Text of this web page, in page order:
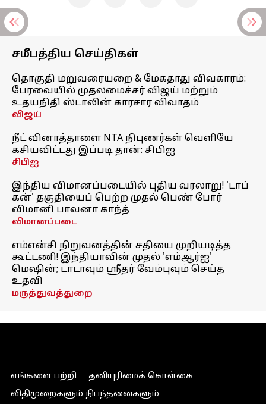
சமீபத்திய செய்திகள்
தொகுதி மறுவரையறை & மேகதாது விவகாரம்:
பேரவையில் முதலமைச்சர் விஜய் மற்றும்
உதயநிதி ஸ்டாலின் காரசார விவாதம்
விஜய்
நீட் வினாத்தாளை NTA நிபுணர்கள் வெளியே
கசியவிட்டது இப்படி தான்: சிபிஐ
சிபிஐ
இந்திய விமானப்படையில் புதிய வரலாறு! 'டாப்
கன்' தகுதியைப் பெற்ற முதல் பெண் போர்
விமானி பாவனா காந்த்
விமானப்படை
எம்என்சி நிறுவனத்தின் சதியை முறியடித்த
கூட்டணி! இந்தியாவின் முதல் 'எம்ஆர்ஐ'
மெஷின்; டாடாவும் ஸ்ரீதர் வேம்புவும் செய்த
உதவி
மருத்துவத்துறை
எங்களை பற்றி
தனியுரிமைக் கொள்கை
விதிமுறைகளும் நிபந்தனைகளும்